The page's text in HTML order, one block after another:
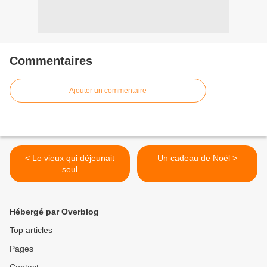
Commentaires
Ajouter un commentaire
< Le vieux qui déjeunait
seul
Un cadeau de Noël >
Hébergé par Overblog
Top articles
Pages